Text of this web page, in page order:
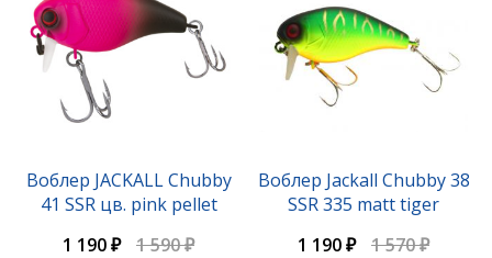
1 190 ₽ 1 570 ₽
Воблер JACKALL Chubby
41 SSR цв. pink pellet
1 190 ₽
1 590 ₽
Воблер Jackall Chubby 38
SSR 335 matt tiger
1 190 ₽
1 570 ₽